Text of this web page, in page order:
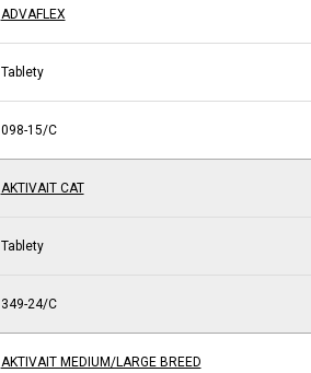
ADVAFLEX
Tablety
098-15/C
AKTIVAIT CAT
Tablety
349-24/C
AKTIVAIT MEDIUM/LARGE BREED